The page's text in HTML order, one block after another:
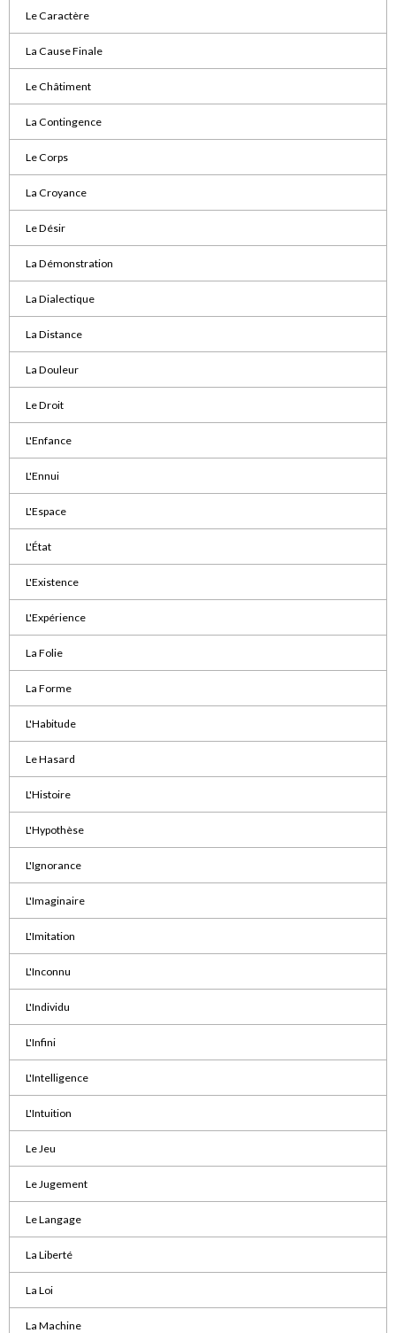
Le Caractère
La Cause Finale
Le Châtiment
La Contingence
Le Corps
La Croyance
Le Désir
La Démonstration
La Dialectique
La Distance
La Douleur
Le Droit
L'Enfance
L'Ennui
L'Espace
L'État
L'Existence
L'Expérience
La Folie
La Forme
L'Habitude
Le Hasard
L'Histoire
L'Hypothèse
L'Ignorance
L'Imaginaire
L'Imitation
L'Inconnu
L'Individu
L'Infini
L'Intelligence
L'Intuition
Le Jeu
Le Jugement
Le Langage
La Liberté
La Loi
La Machine